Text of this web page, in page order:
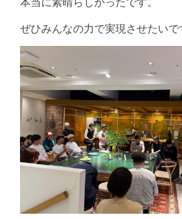
ぜひみんなの力で実現させたいで